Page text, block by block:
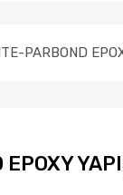
PARBOND